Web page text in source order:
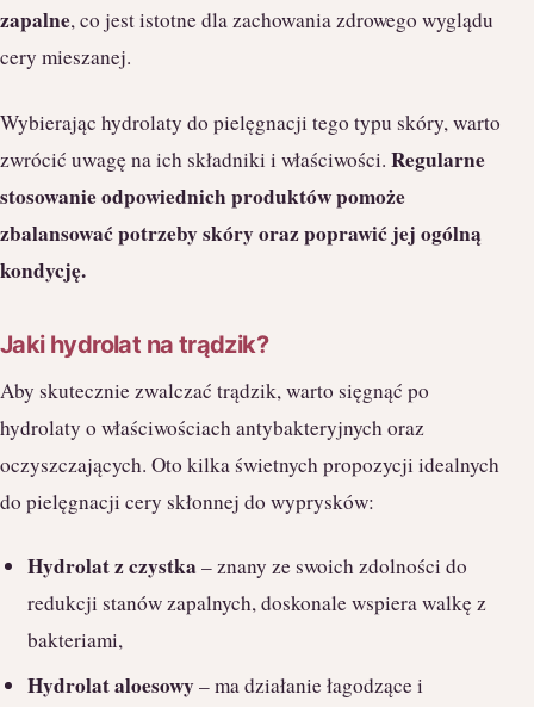
zapalne, co jest istotne dla zachowania zdrowego wyglądu
cery mieszanej.
Wybierając hydrolaty do pielęgnacji tego typu skóry, warto
zwrócić uwagę na ich składniki i właściwości. Regularne
stosowanie odpowiednich produktów pomoże
zbalansować potrzeby skóry oraz poprawić jej ogólną
kondycję.
Jaki hydrolat na trądzik?
Aby skutecznie zwalczać trądzik, warto sięgnąć po
hydrolaty o właściwościach antybakteryjnych oraz
oczyszczających. Oto kilka świetnych propozycji idealnych
do pielęgnacji cery skłonnej do wyprysków:
Hydrolat z czystka – znany ze swoich zdolności do
redukcji stanów zapalnych, doskonale wspiera walkę z
bakteriami,
Hydrolat aloesowy– ma działanie łagodzące i